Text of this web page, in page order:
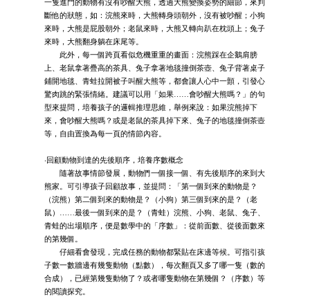
一隻進門的動物有沒有吵醒大熊，透過大熊變換姿勢的細節，來判
斷他的狀態，如：浣熊來時，大熊轉身頭朝外，沒有被吵醒；小狗
來時，大熊是屁股朝外；老鼠來時，大熊又轉向趴在枕頭上；兔子
來時，大熊翻身躺在床尾等。
此外，每一個跨頁看似危機重重的畫面：浣熊踩在企鵝肩膀
上、老鼠拿著疊高的茶具、兔子拿著地毯撞倒茶壺、兔子背著桌子
鋪開地毯、青蛙拉開被子叫醒大熊等，都會讓人心中一顫，引發心
驚肉跳的緊張情緒。建議可以用「如果……會吵醒大熊嗎？」的句
型來提問，培養孩子的邏輯推理思維，舉例來說：如果浣熊掉下
來，會吵醒大熊嗎？或是老鼠的茶具掉下來、兔子的地毯撞倒茶壺
等，自由置換為每一頁的情節內容。
‧回顧動物到達的先後順序，培養序數概念
隨著故事情節發展，動物們一個接一個、有先後順序的來到大
熊家。可引導孩子回顧故事，並提問：「第一個到來的動物是？
（浣熊）第二個到來的動物是？（小狗）第三個到來的是？（老
鼠）……最後一個到來的是？（青蛙）浣熊、小狗、老鼠、兔子、
青蛙的出場順序，便是數學中的「序數」：從前面數、從後面數來
的第幾個。
仔細看會發現，完成任務的動物都緊貼在床邊等候。可指引孩
子數一數牆邊有幾隻動物（點數），每次翻頁又多了哪一隻（數的
合成），已經第幾隻動物了？或者哪隻動物在第幾個？（序數）等
的閱讀探究。